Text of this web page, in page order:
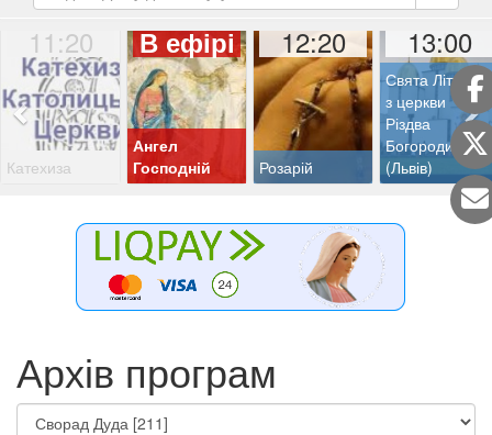
11:20
Катехиза
В ефірі
Ангел
Господній
12:20
Розарій
13:00
Свята Літургія
з церкви
Різдва
Богородиці
(Львів)
Архів програм